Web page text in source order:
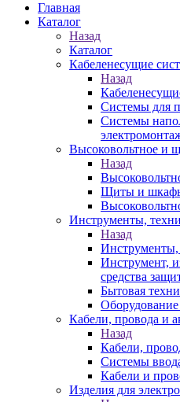
Главная
Каталог
Назад
Каталог
Кабеленесущие
Назад
Системы для
Системы
Высоковольтное и
Назад
Щиты и
Инструменты,
Назад
Инструменты,
Инструмент,
средства
Бытовая
Оборудование
Кабели, провода и
Назад
Кабели,
Системы
Кабели и
Изделия для